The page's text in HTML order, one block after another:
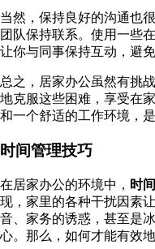
当然，保持良好的沟通也
团队保持联系。使用一些
让你与同事保持互动，避免
总之，居家办公虽然有挑
地克服这些困难，享受在
和一个舒适的工作环境，
时间管理技巧
在居家办公的环境中， 时
现，家里的各种干扰因素
音、家务的诱惑，甚至是
心。那么，如何才能有效